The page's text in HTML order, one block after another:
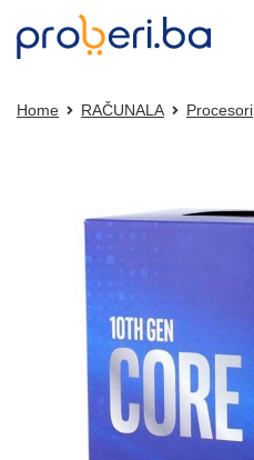
Home RAČUNALA Procesori